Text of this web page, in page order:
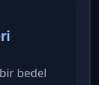
bedel